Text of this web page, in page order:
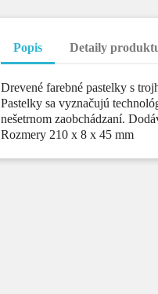
Popis Detaily
Drevené farebné pastelky s
Pastelky sa vyznačujú
nešetrnom zaobchádzaní.
Rozmery 210 x 8 x 45 mm